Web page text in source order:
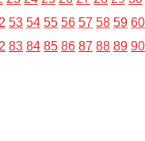
53 54 55 56 57 58 59 60
83 84 85 86 87 88 89 90